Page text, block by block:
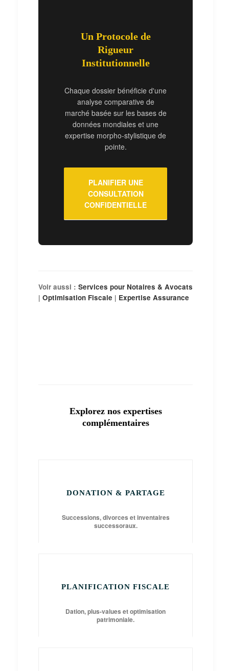
Un Protocole de
Rigueur
Institutionnelle
Chaque dossier bénéficie d'une
analyse comparative de
marché basée sur les bases de
données mondiales et une
expertise morpho-stylistique de
pointe.
PLANIFIER UNE
CONSULTATION
CONFIDENTIELLE
Voir aussi : Services pour Notaires & Avocats
| Optimisation Fiscale | Expertise Assurance
Explorez nos expertises
complémentaires
DONATION & PARTAGE
Successions, divorces et inventaires
successoraux.
PLANIFICATION FISCALE
Dation, plus-values et optimisation
patrimoniale.